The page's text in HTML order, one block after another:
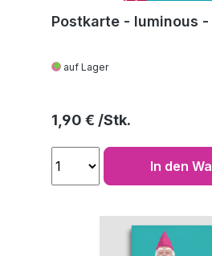
Postkarte - luminous -
auf Lager
Regulärer Preis:
1,90 €
In den